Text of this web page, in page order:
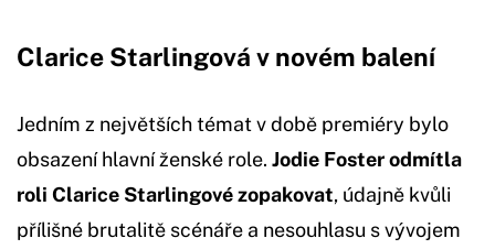
Clarice Starlingová v novém balení
Jedním z největších témat v době premiéry bylo
obsazení hlavní ženské role. Jodie Foster odmítla
roli Clarice Starlingové zopakovat, údajně kvůli
přílišné brutalitě scénáře a nesouhlasu s vývojem